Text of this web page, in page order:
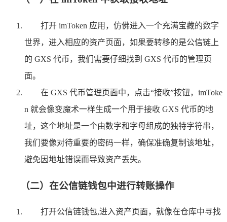
打开 imToken 应用，仿佛进入一个充满宝藏的数字
世界，进入相应的资产页面，如果要转移的是公信链上
的 GXS 代币，我们需要仔细找到 GXS 代币的管理页
面。
在 GXS 代币管理页面中，点击“接收”按钮，imToke
n 就会像变魔术一样生成一个用于接收 GXS 代币的地
址，这个地址是一个由数字和字母组成的独特字符串，
我们要像对待重要的密码一样，确保准确复制该地址，
避免因地址错误而导致资产丢失。
（二）在公信链钱包中进行转账操作
打开公信链钱包,进入资产页面，就像在仓库中寻找